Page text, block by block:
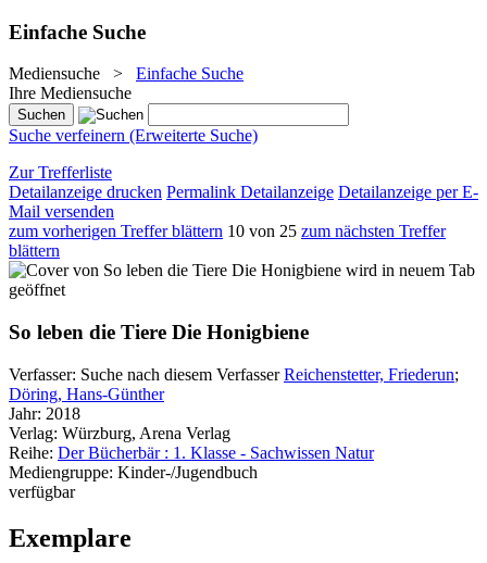
Einfache Suche
Mediensuche > Einfache Suche
Ihre Mediensuche
Suche verfeinern (Erweiterte Suche)
Zur Trefferliste
Detailanzeige drucken Permalink Detailanzeige Detailanzeige per E-
Mail versenden
zum vorherigen Treffer blättern 10 von 25 zum nächsten Treffer
blättern
wird in neuem Tab
geöffnet
So leben die Tiere Die Honigbiene
Verfasser: Suche nach diesem Verfasser Reichenstetter, Friederun;
Döring, Hans-Günther
Jahr: 2018
Verlag: Würzburg, Arena Verlag
Reihe: Der Bücherbär : 1. Klasse - Sachwissen Natur
Mediengruppe: Kinder-/Jugendbuch
verfügbar
Exemplare